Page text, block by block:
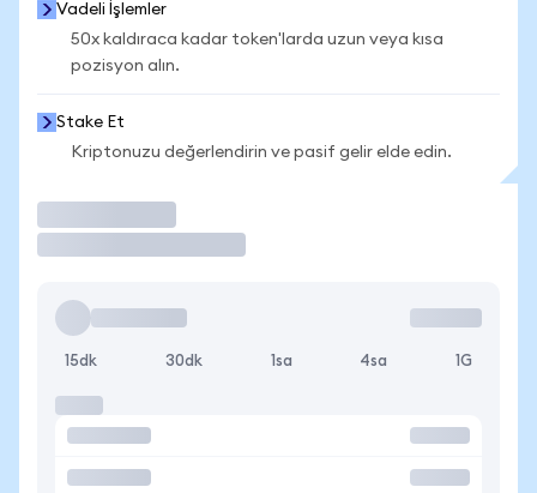
Vadeli İşlemler
50x kaldıraca kadar token'larda uzun veya kısa
pozisyon alın.
Stake Et
Kriptonuzu değerlendirin ve pasif gelir elde edin.
15dk 30dk 1sa 4sa 1G